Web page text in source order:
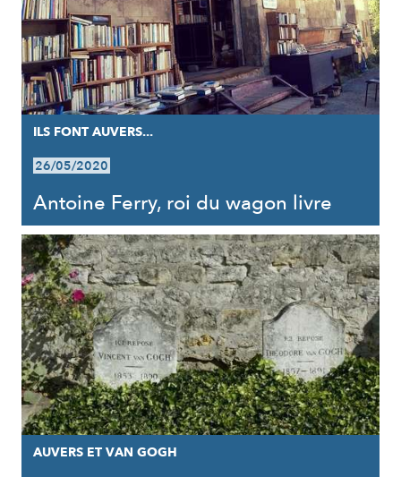
ILS FONT AUVERS...
26/05/2020
Antoine Ferry, roi du wagon livre
AUVERS ET VAN GOGH